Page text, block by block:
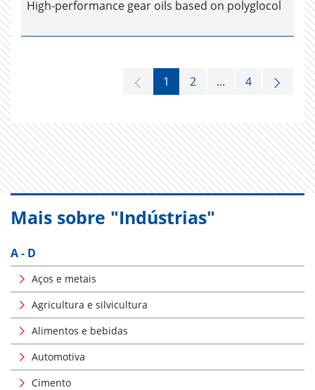
High-performance gear oils based on polyglocol
1 2 ... 4
Mais sobre "Indústrias"
A - D
Aços e metais
Agricultura e silvicultura
Alimentos e bebidas
Automotiva
Cimento